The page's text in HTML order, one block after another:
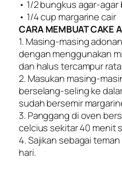
• 1/2 bungkus agar-
• 1/4 cup margarine cair
CARA MEMBUAT CAKE
1. Masing-masing
dengan menggunakan
dan halus tercampur
2. Masukan masing-
berselang-seling ke
sudah bersemir
3. Panggang di oven
celcius sekitar 40 menit
4. Sajikan sebagai
hari.